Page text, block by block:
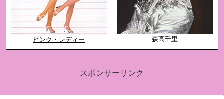
ピンク・レディー 森高千里
スポンサーリンク